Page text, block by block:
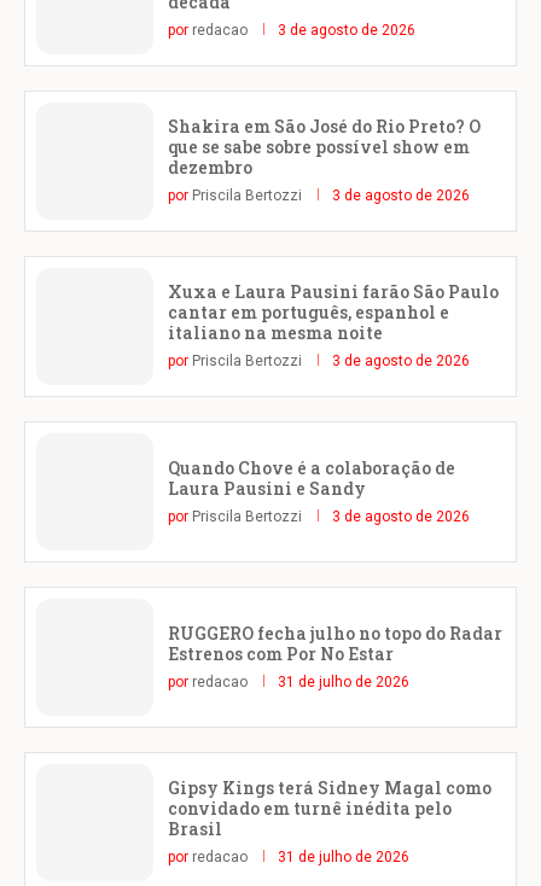
por redacao 3 de agosto de 2026
Shakira em São José do Rio Preto? O
que se sabe sobre possível show em
dezembro
por Priscila Bertozzi 3 de agosto de 2026
Xuxa e Laura Pausini farão São Paulo
cantar em português, espanhol e
italiano na mesma noite
por Priscila Bertozzi 3 de agosto de 2026
Quando Chove é a colaboração de
Laura Pausini e Sandy
por Priscila Bertozzi 3 de agosto de 2026
RUGGERO fecha julho no topo do Radar
Estrenos com Por No Estar
por redacao 31 de julho de 2026
Gipsy Kings terá Sidney Magal como
convidado em turnê inédita pelo
Brasil
por redacao 31 de julho de 2026